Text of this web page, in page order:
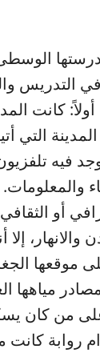
في التدريس
أولاً: كانت
التي
فيه
أو
والانهار،
موقعها
مياهها
من كان
روابة